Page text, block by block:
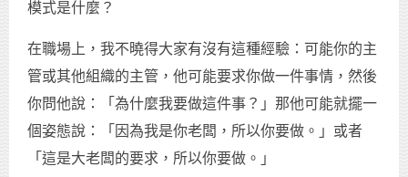
模式是什麼？
在職場上，我不曉得大家有沒有這種經驗：可能你的主
管或其他組織的主管，他可能要求你做一件事情，然後
你問他說：「為什麼我要做這件事？」那他可能就擺一
個姿態說：「因為我是你老闆，所以你要做。」或者
「這是大老闆的要求，所以你要做。」